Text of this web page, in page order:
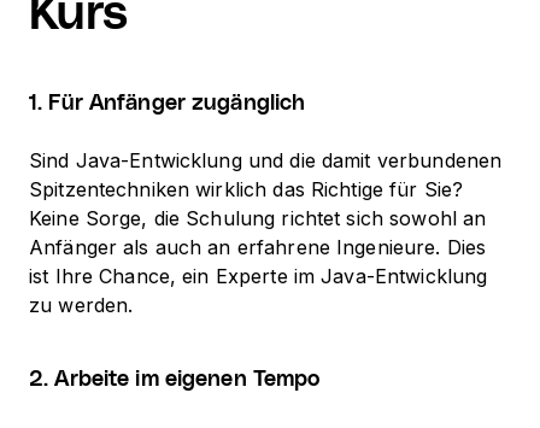
Kurs
1. Für Anfänger zugänglich
Sind Java-Entwicklung und die damit verbundenen
Spitzentechniken wirklich das Richtige für Sie?
Keine Sorge, die Schulung richtet sich sowohl an
Anfänger als auch an erfahrene Ingenieure. Dies
ist Ihre Chance, ein Experte im Java-Entwicklung
zu werden.
2. Arbeite im eigenen Tempo